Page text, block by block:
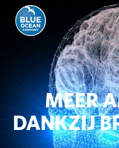
MEER
DANKZIJ